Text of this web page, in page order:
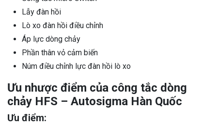
Lẫy đàn hồi
Lò xo đàn hồi điều chỉnh
Áp lực dòng chảy
Phần thân vỏ cảm biến
Núm điều chỉnh lực đàn hồi lò xo
Ưu nhược điểm của công tắc dòng
chảy HFS – Autosigma Hàn Quốc
Ưu điểm: